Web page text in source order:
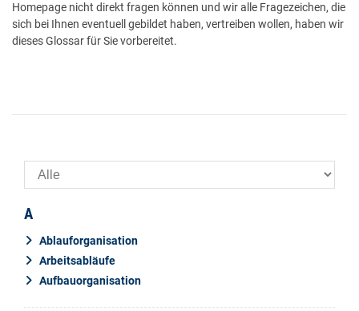
Homepage nicht direkt fragen können und wir alle Fragezeichen, die
sich bei Ihnen eventuell gebildet haben, vertreiben wollen, haben wir
dieses Glossar für Sie vorbereitet.
A
Ablauforganisation
Arbeitsabläufe
Aufbauorganisation